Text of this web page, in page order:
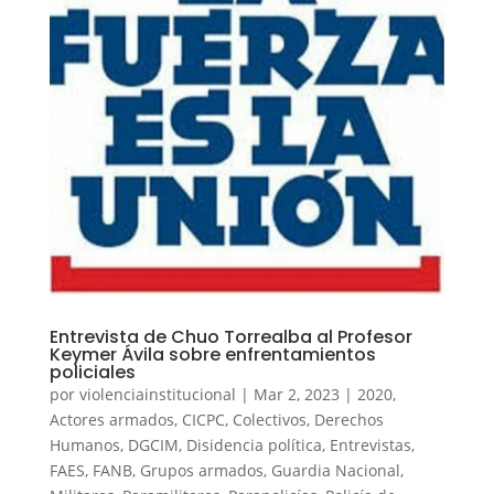
Entrevista de Chuo Torrealba al Profesor
Keymer Ávila sobre enfrentamientos
policiales
por violenciainstitucional | Mar 2, 2023 | 2020,
Actores armados, CICPC, Colectivos, Derechos
Humanos, DGCIM, Disidencia política, Entrevistas,
FAES, FANB, Grupos armados, Guardia Nacional,